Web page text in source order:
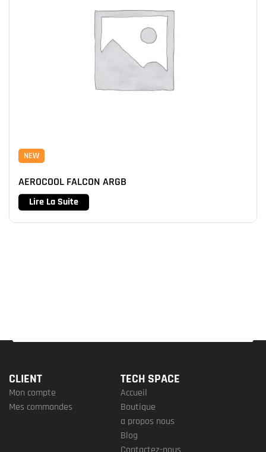
NEW
AEROCOOL FALCON ARGB
Lire La Suite
CLIENT
Mon compte
Mes commandes
TECH SPACE
Accueil
Boutique
a propos nous
Blog